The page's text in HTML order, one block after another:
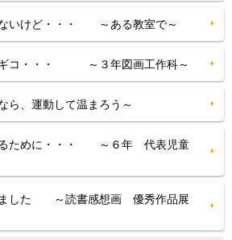
いけど・・・ ～ある教室で～
ギコ・・・ ～３年図画工作科～
ら、運動して温まろう～
るために・・・ ～６年 代表児童
ました ～読書感想画 優秀作品展